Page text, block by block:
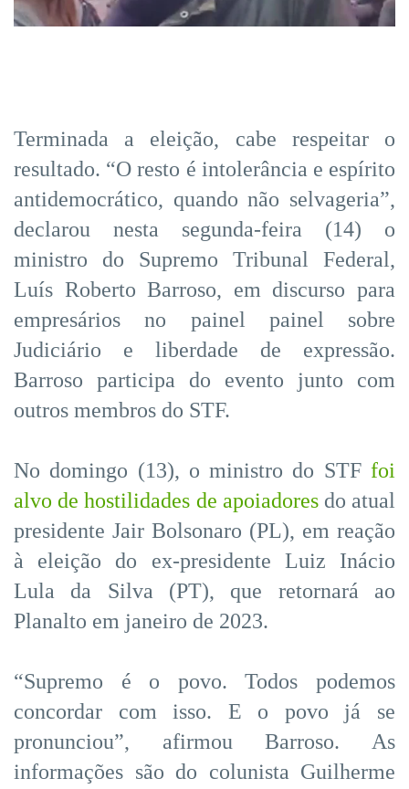
Terminada a eleição, cabe respeitar o
resultado. “O resto é intolerância e espírito
antidemocrático, quando não selvageria”,
declarou nesta segunda-feira (14) o
ministro do Supremo Tribunal Federal,
Luís Roberto Barroso, em discurso para
empresários no painel painel sobre
Judiciário e liberdade de expressão.
Barroso participa do evento junto com
outros membros do STF.
No domingo (13), o ministro do STFfoi
alvo de hostilidades de apoiadoresdo atual
presidente Jair Bolsonaro (PL), em reação
à eleição do ex-presidente Luiz Inácio
Lula da Silva (PT), que retornará ao
Planalto em janeiro de 2023.
“Supremo é o povo. Todos podemos
concordar com isso. E o povo já se
pronunciou”, afirmou Barroso. As
informações são do colunista Guilherme